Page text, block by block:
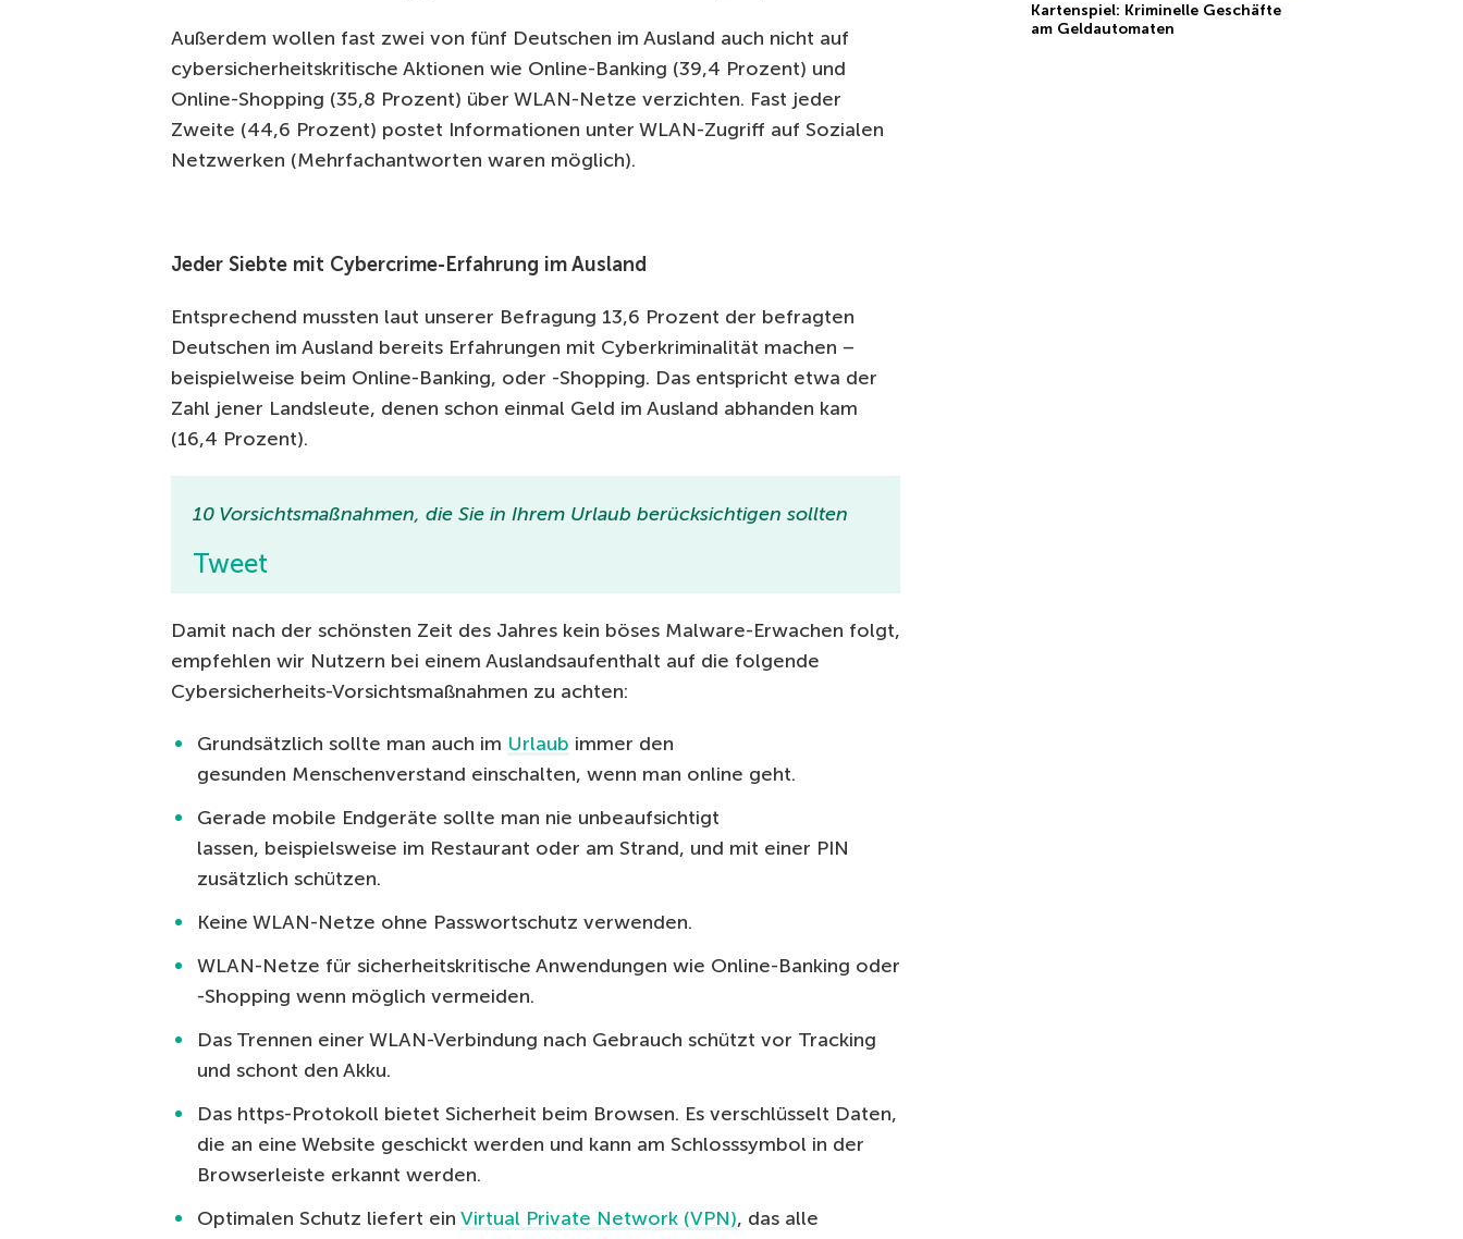
Außerdem wollen fast zwei von fünf Deutschen im Ausland auch nicht auf
cybersicherheitskritische Aktionen wie Online-Banking (39,4 Prozent) und
Online-Shopping (35,8 Prozent) über WLAN-Netze verzichten. Fast jeder
Zweite (44,6 Prozent) postet Informationen unter WLAN-Zugriff auf Sozialen
Netzwerken (Mehrfachantworten waren möglich).
Jeder Siebte mit Cybercrime-Erfahrung im Ausland
Entsprechend mussten laut unserer Befragung 13,6 Prozent der befragten
Deutschen im Ausland bereits Erfahrungen mit Cyberkriminalität machen –
beispielweise beim Online-Banking, oder -Shopping. Das entspricht etwa der
Zahl jener Landsleute, denen schon einmal Geld im Ausland abhanden kam
(16,4 Prozent).
10 Vorsichtsmaßnahmen, die Sie in Ihrem Urlaub berücksichtigen sollten
Tweet
Damit nach der schönsten Zeit des Jahres kein böses Malware-Erwachen folgt,
empfehlen wir Nutzern bei einem Auslandsaufenthalt auf die folgende
Cybersicherheits-Vorsichtsmaßnahmen zu achten:
Grundsätzlich sollte man auch im Urlaub immer den
gesunden Menschenverstand einschalten, wenn man online geht.
Gerade mobile Endgeräte sollte man nie unbeaufsichtigt
lassen, beispielsweise im Restaurant oder am Strand, und mit einer PIN
zusätzlich schützen.
Keine WLAN-Netze ohne Passwortschutz verwenden.
WLAN-Netze für sicherheitskritische Anwendungen wie Online-Banking oder
-Shopping wenn möglich vermeiden.
Das Trennen einer WLAN-Verbindung nach Gebrauch schützt vor Tracking
und schont den Akku.
Das https-Protokoll bietet Sicherheit beim Browsen. Es verschlüsselt Daten,
die an eine Website geschickt werden und kann am Schlosssymbol in der
Browserleiste erkannt werden.
Optimalen Schutz liefert ein Virtual Private Network (VPN), das alle
Kartenspiel: Kriminelle Geschäfte
am Geldautomaten